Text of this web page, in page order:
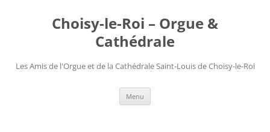
Choisy-le-Roi – Orgue &
Cathédrale
Les Amis de l'Orgue et de la Cathédrale Saint-Louis de Choisy-le-Roi
Menu